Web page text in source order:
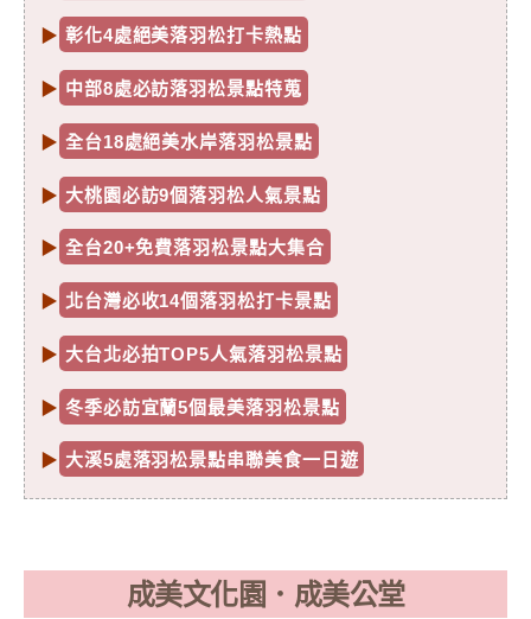
▶ 彰化4處絕美落羽松打卡熱點
▶ 中部8處必訪落羽松景點特蒐
▶ 全台18處絕美水岸落羽松景點
▶ 大桃園必訪9個落羽松人氣景點
▶ 全台20+免費落羽松景點大集合
▶ 北台灣必收14個落羽松打卡景點
▶ 大台北必拍TOP5人氣落羽松景點
▶ 冬季必訪宜蘭5個最美落羽松景點
▶ 大溪5處落羽松景點串聯美食一日遊
成美文化園．成美公堂